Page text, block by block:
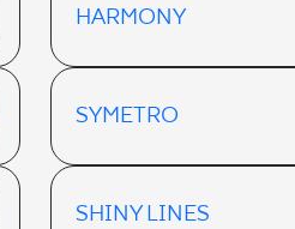
HARMONY
SYMETRO
SHINY LINES